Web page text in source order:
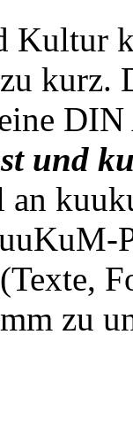
Kultur
kurz.
und
zu